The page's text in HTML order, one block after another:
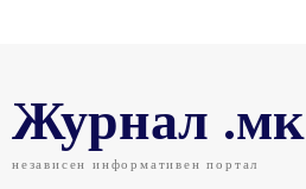
Журнал .мк
независен информативен портал